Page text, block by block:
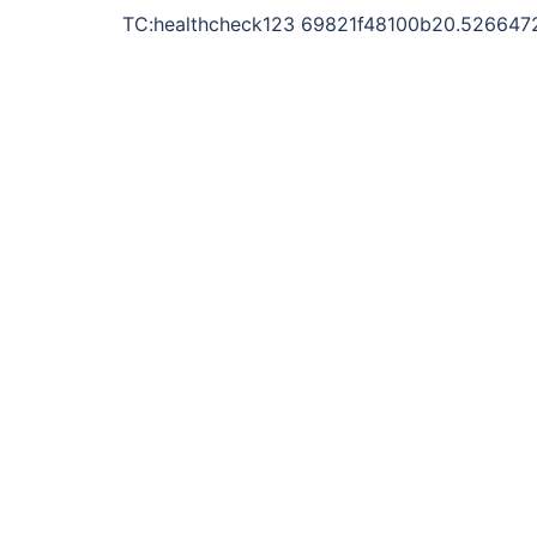
TC:healthcheck123